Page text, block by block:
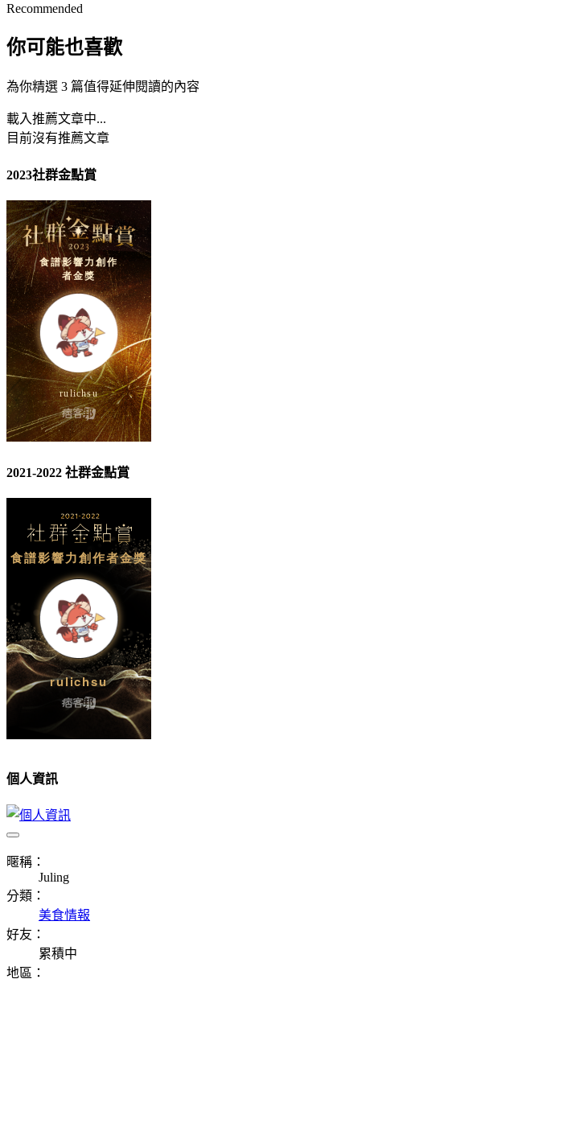
Recommended
你可能也喜歡
為你精選 3 篇值得延伸閱讀的內容
載入推薦文章中...
目前沒有推薦文章
2023社群金點賞
2021-2022 社群金點賞
個人資訊
暱稱：
Juling
分類：
美食情報
好友：
累積中
地區：